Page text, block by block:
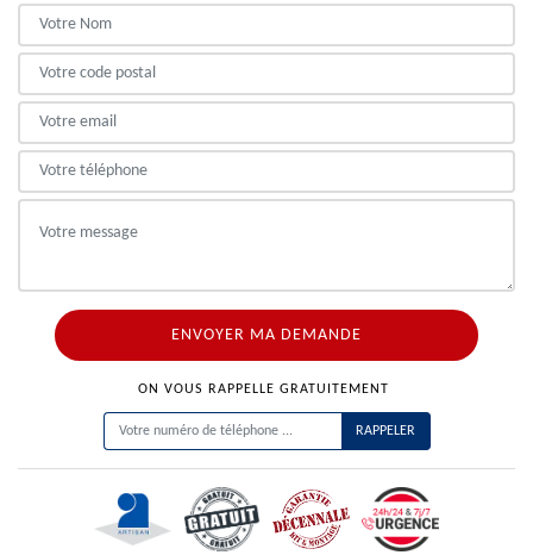
ON VOUS RAPPELLE GRATUITEMENT